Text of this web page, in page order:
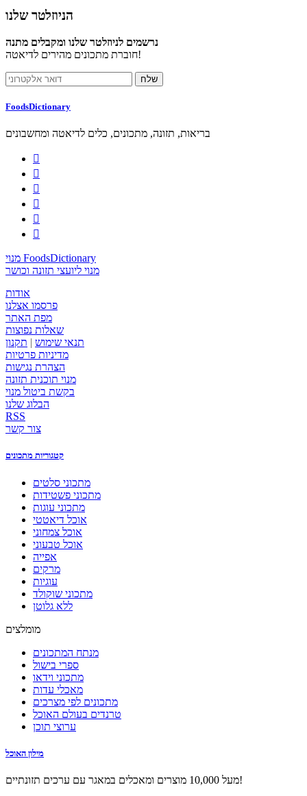
הניוזלטר שלנו
נרשמים לניוזלטר שלנו ומקבלים מתנה
חוברת מתכונים מהירים לדיאטה!
FoodsDictionary
בריאות, תזונה, מתכונים, כלים לדיאטה ומחשבונים






מנוי FoodsDictionary
מנוי ליועצי תזונה וכושר
אודות
פרסמו אצלנו
מפת האתר
שאלות נפוצות
תנאי שימוש | תקנון
מדיניות פרטיות
הצהרת נגישות
מנוי תוכנית תזונה
בקשת ביטול מנוי
הבלוג שלנו
RSS
צור קשר
קטגוריות מתכונים
מתכוני סלטים
מתכוני פשטידות
מתכוני עוגות
אוכל דיאטטי
אוכל צמחוני
אוכל טבעוני
אפייה
מרקים
עוגיות
מתכוני שוקולד
ללא גלוטן
מומלצים
מנתח המתכונים
ספרי בישול
מתכוני וידאו
מאכלי עדות
מתכונים לפי מצרכים
טרנדים בעולם האוכל
ערוצי תוכן
מילון האוכל
מעל 10,000 מוצרים ומאכלים במאגר עם ערכים תזונתיים!